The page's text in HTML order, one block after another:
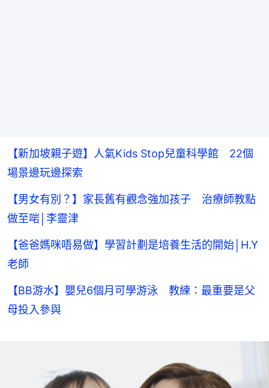
【新加坡親子遊】人氣Kids Stop兒童科學館 22個
場景邊玩邊探索
【男女有別？】家長舊有觀念強加孩子 治療師教點
做至啱│李靈津
【爸爸媽咪唔易做】學習計劃是培養生活的開始│H.Y
老師
【BB游水】嬰兒6個月可學游泳 教練：最重要是父
母投入參與